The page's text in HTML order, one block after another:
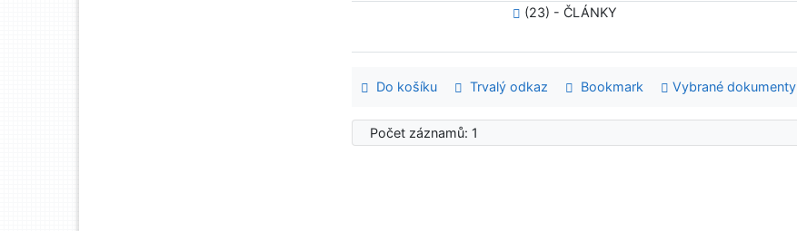
(23) - ČLÁNKY
Do košíku Trvalý odkaz Bookmark Vybrané dokumenty
Počet záznamů: 1